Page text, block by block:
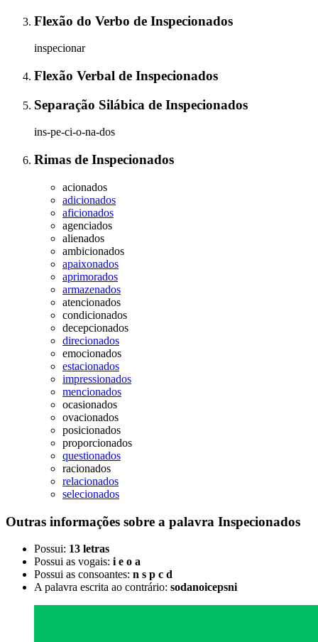
Flexão do Verbo de Inspecionados
inspecionar
Flexão Verbal de Inspecionados
Separação Silábica de Inspecionados
ins-pe-ci-o-na-dos
Rimas de Inspecionados
acionados
adicionados
aficionados
agenciados
alienados
ambicionados
apaixonados
aprimorados
armazenados
atencionados
condicionados
decepcionados
direcionados
emocionados
estacionados
impressionados
mencionados
ocasionados
ovacionados
posicionados
proporcionados
questionados
racionados
relacionados
selecionados
Outras informações sobre a palavra Inspecionados
Possui: 13 letras
Possui as vogais: i e o a
Possui as consoantes: n s p c d
A palavra escrita ao contrário: sodanoicepsni